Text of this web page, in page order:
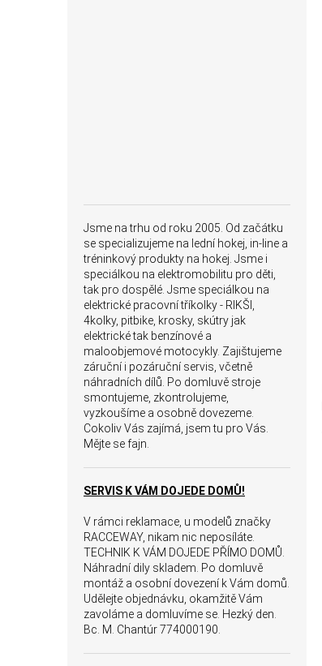
Jsme na trhu od roku 2005. Od začátku
se specializujeme na lední hokej, in-line a
tréninkový produkty na hokej. Jsme i
speciálkou na elektromobilitu pro děti,
tak pro dospělé. Jsme speciálkou na
elektrické pracovní tříkolky - RIKŠI,
4kolky, pitbike, krosky, skútry jak
elektrické tak benzínové a
maloobjemové motocykly. Zajištujeme
záruční i pozáruční servis, včetně
náhradních dílů. Po domluvě stroje
smontujeme, zkontrolujeme,
vyzkoušíme a osobně dovezeme.
Cokoliv Vás zajímá, jsem tu pro Vás.
Mějte se fajn.
SERVIS K VÁM DOJEDE DOMŮ!
V rámci reklamace, u modelů značky
RACCEWAY, nikam nic neposíláte.
TECHNIK K VÁM DOJEDE PŘÍMO DOMŮ.
Náhradní dily skladem. Po domluvě
montáž a osobní dovezení k Vám domů.
Udělejte objednávku, okamžitě Vám
zavoláme a domluvíme se. Hezký den.
Bc. M. Chantúr 774000190.